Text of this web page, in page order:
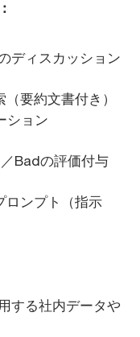
ディスカッション
要約文書付き）
ション
Badの評価付与
ロンプト（指示
する社内データや